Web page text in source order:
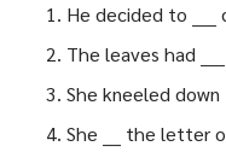
He decided to
The leaves had
She kneeled down
She ___ the letter